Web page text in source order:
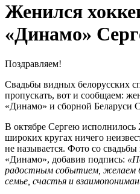
Женился
«Динамо»
Поздравляем!
Свадьбы видных белорусских
пропускать, вот и сообщаем:
«Динамо» и сборной Беларуси
В октябре Сергею исполнилось
широких кругах ничего
не называется. Фото со
«Динамо», добавив подпись:
радостным событием, желаем
семье, счастья и